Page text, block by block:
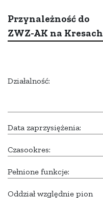
Przynależność do
ZWZ-AK na Kresach
Działalność:
Data zaprzysiężenia:
Czasookres:
Pełnione funkcje:
Oddział względnie pion